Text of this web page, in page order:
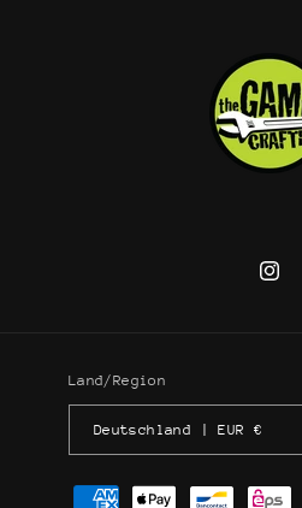
Land/Region
Deutschland | EUR €
Zahlungsmethoden